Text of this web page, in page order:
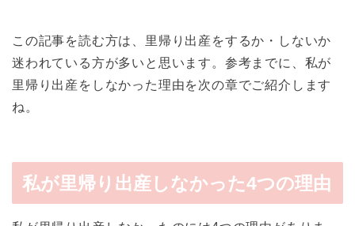
この記事を読む方は、里帰り出産をするか・しないか
迷われている方が多いと思います。参考までに、私が
里帰り出産をしなかった理由を次の章でご紹介します
ね。
私が里帰り出産しなかった4つの理由